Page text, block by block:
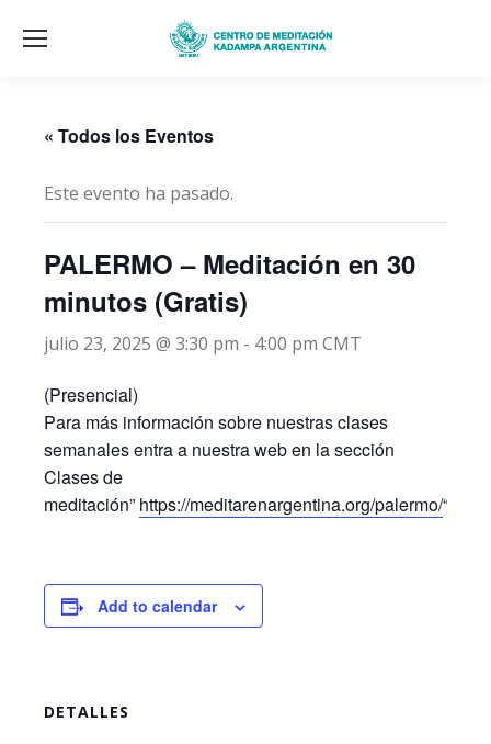
« Todos los Eventos
Este evento ha pasado.
PALERMO – Meditación en 30
minutos (Gratis)
julio 23, 2025 @ 3:30 pm - 4:00 pm CMT
(Presencial)
Para más información sobre nuestras clases
semanales entra a nuestra web en la sección
Clases de
meditación” https://meditarenargentina.org/palermo/“
Add to calendar
DETALLES